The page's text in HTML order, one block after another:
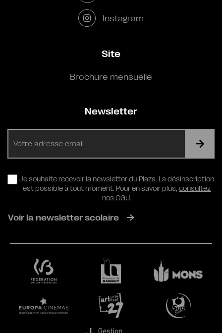
Instagram
Site
Brochure mensuelle
Newsletter
RGPD
Je souhaite recevoir la newsletter du Plaza. La désinscription
est possible à tout moment. Pour en savoir plus,consultez
nos CGU.
Voir la newsletter scolaire